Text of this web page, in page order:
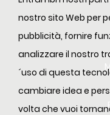
nostro sito Web per
pubblicità, fornire
analizzare il nostro
´uso di questa
cambiare idea e
volta che vuoi